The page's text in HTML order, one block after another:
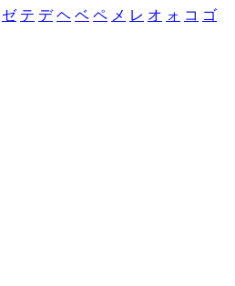
ゼ テ デ ヘ ベ ペ メ レ オ ォ コ ゴ